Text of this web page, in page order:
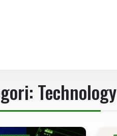
Technology